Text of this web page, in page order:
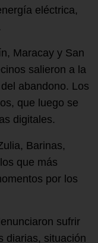
eléctrica,
Maracay y San
salieron a la
abandono. Los
que luego se
digitales.
Barinas,
que más
por los
sufrir
diarias, situación